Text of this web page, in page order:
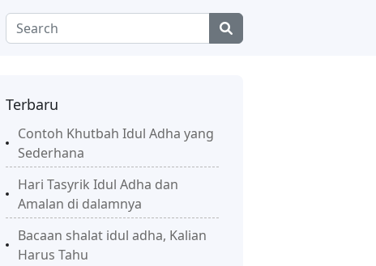
Terbaru
Contoh Khutbah Idul Adha yang
Sederhana
Hari Tasyrik Idul Adha dan
Amalan di dalamnya
Bacaan shalat idul adha, Kalian
Harus Tahu